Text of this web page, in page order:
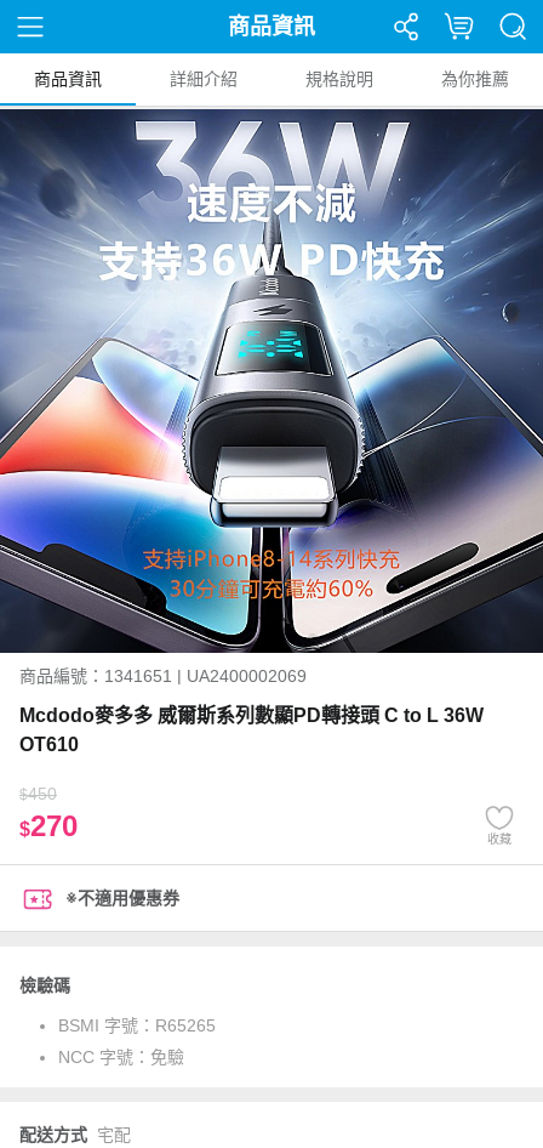
商品資訊
商品資訊 詳細介紹 規格說明 為你推薦
商品編號：1341651 | UA2400002069
Mcdodo麥多多 威爾斯系列數顯PD轉接頭 C to L 36W
OT610
$450
$270 收藏
※不適用優惠券
檢驗碼
BSMI 字號： R65265
NCC 字號： 免驗
配送方式 宅配